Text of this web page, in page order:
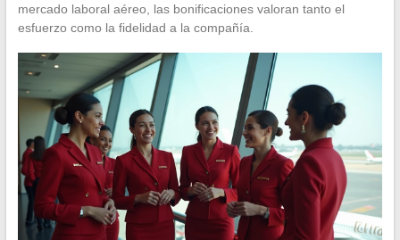
mercado laboral aéreo, las bonificaciones valoran tanto el
esfuerzo como la fidelidad a la compañía.